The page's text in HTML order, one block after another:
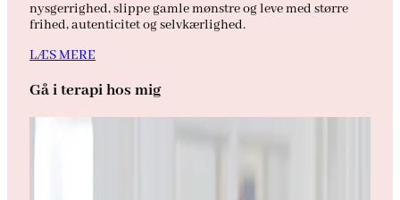
nysgerrighed, slippe gamle mønstre og leve med større
frihed, autenticitet og selvkærlighed.
LÆS MERE
Gå i terapi hos mig